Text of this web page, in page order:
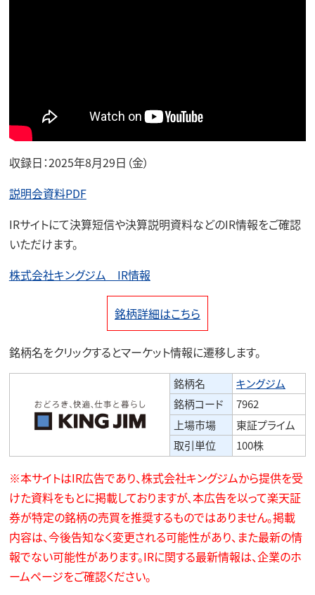
収録日：2025年8月29日（金）
説明会資料PDF
IRサイトにて決算短信や決算説明資料などのIR情報をご確認
いただけます。
株式会社キングジム IR情報
銘柄詳細はこちら
銘柄名をクリックするとマーケット情報に遷移します。
銘柄名
キングジム
銘柄コード
7962
上場市場
東証プライム
取引単位
100株
※本サイトはIR広告であり、株式会社キングジムから提供を受
けた資料をもとに掲載しておりますが、本広告を以って楽天証
券が特定の銘柄の売買を推奨するものではありません。掲載
内容は、今後告知なく変更される可能性があり、また最新の情
報でない可能性があります。IRに関する最新情報は、企業のホ
ームページをご確認ください。